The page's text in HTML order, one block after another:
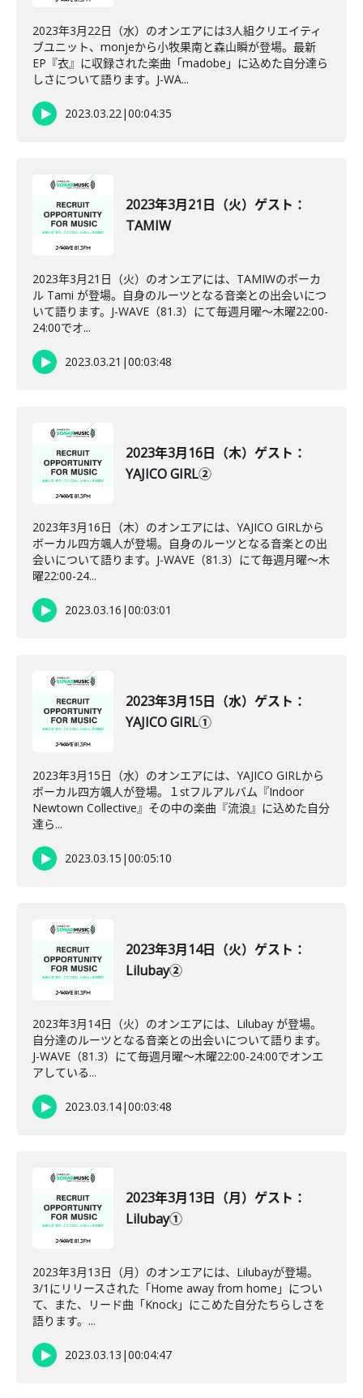
2023年3月22日（水）のオンエアには3人組クリエイティ
ブユニット、monjeから小牧果南と森山瞬が登場。最新
EP『衣』に収録された楽曲「madobe」に込めた自分達ら
しさについて語ります。J-WA...
2023.03.22|00:04:35
2023年3月21日（火）ゲスト：
TAMIW
2023年3月21日（火）のオンエアには、TAMIWのボーカ
ル Tami が登場。自身のルーツとなる音楽との出会いにつ
いて語ります。J-WAVE（81.3）にて毎週月曜～木曜22:00-
24:00でオ...
2023.03.21 |00:03:48
2023年3月16日（木）ゲスト：
YAJICO GIRL②
2023年3月16日（木）のオンエアには、YAJICO GIRLから
ボーカル四方颯人が登場。自身のルーツとなる音楽との出
会いについて語ります。J-WAVE（81.3）にて毎週月曜～木
曜22:00-24...
2023.03.16 |00:03:01
2023年3月15日（水）ゲスト：
YAJICO GIRL①
2023年3月15日（水）のオンエアには、YAJICO GIRLから
ボーカル四方颯人が登場。１stフルアルバム『Indoor
Newtown Collective』その中の楽曲『流浪』に込めた自分
達ら...
2023.03.15 |00:05:10
2023年3月14日（火）ゲスト：
Lilubay②
2023年3月14日（火）のオンエアには、Lilubay が登場。
自分達のルーツとなる音楽との出会いについて語ります。
J-WAVE（81.3）にて毎週月曜～木曜22:00-24:00でオンエ
アしている...
2023.03.14|00:03:48
2023年3月13日（月）ゲスト：
Lilubay①
2023年3月13日（月）のオンエアには、Lilubayが登場。
3/1にリリースされた「Home away from home」につい
て、また、リード曲「Knock」にこめた自分たちらしさを
語ります。...
2023.03.13 |00:04:47